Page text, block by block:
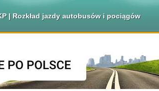
| Rozkład jazdy autobusów i pociągów